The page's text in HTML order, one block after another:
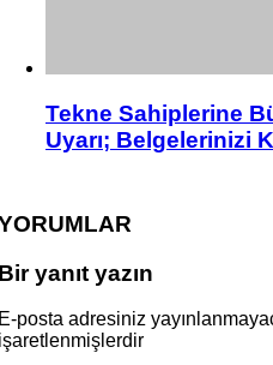
Tekne Sahiplerine
Uyarı; Belgelerinizi
yanıt yazın
posta adresiniz